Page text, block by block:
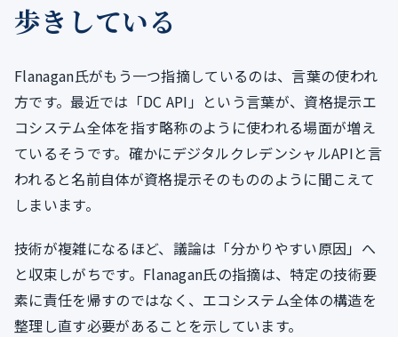
歩きしている
Flanagan氏がもう一つ指摘しているのは、言葉の使われ
方です。最近では「DC API」という言葉が、資格提示エ
コシステム全体を指す略称のように使われる場面が増え
ているそうです。確かにデジタルクレデンシャルAPIと言
われると名前自体が資格提示そのもののように聞こえて
しまいます。
技術が複雑になるほど、議論は「分かりやすい原因」へ
と収束しがちです。Flanagan氏の指摘は、特定の技術要
素に責任を帰すのではなく、エコシステム全体の構造を
整理し直す必要があることを示しています。